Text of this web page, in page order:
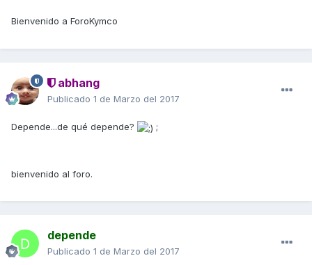
Bienvenido a ForoKymco
abhang
Publicado 1 de Marzo del 2017
Depende...de qué depende? ;
bienvenido al foro.
depende
Publicado 1 de Marzo del 2017